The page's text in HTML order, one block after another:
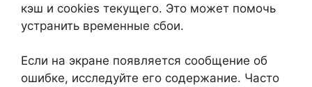
кэш и cookies текущего. Это может помочь
устранить временные сбои.
Если на экране появляется сообщение об
ошибке, исследуйте его содержание. Часто